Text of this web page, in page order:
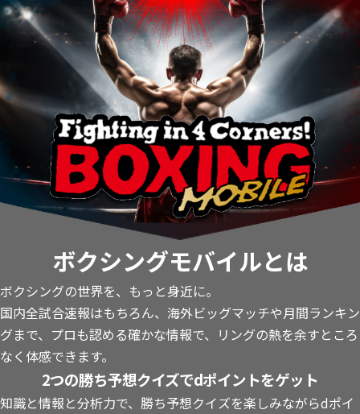
ボクシングモバイルとは
ボクシングの世界を、もっと身近に。
国内全試合速報はもちろん、海外ビッグマッチや月間ランキン
グまで、プロも認める確かな情報で、リングの熱を余すところ
なく体感できます。
2つの勝ち予想クイズでdポイントをゲット
知識と情報と分析力で、勝ち予想クイズを楽しみながらdポイ